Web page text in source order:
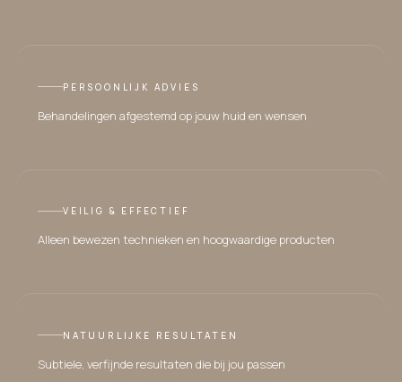
PERSOONLIJK ADVIES
Behandelingen afgestemd op jouw huid en wensen
VEILIG & EFFECTIEF
Alleen bewezen technieken en hoogwaardige producten
NATUURLIJKE RESULTATEN
Subtiele, verfijnde resultaten die bij jou passen